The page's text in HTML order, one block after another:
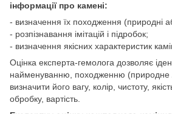
інформації про камені:
- визначення їх походження (природні
- розпізнавання імітацій і підробок;
- визначення якісних характеристик
Оцінка експерта-гемолога дозволяє
найменуванню, походженню (природне
визначити його вагу, колір, чистоту,
обробку, вартість.